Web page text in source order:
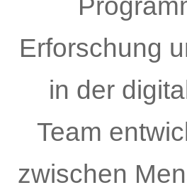
Erforschung
in der
Team
zwischen